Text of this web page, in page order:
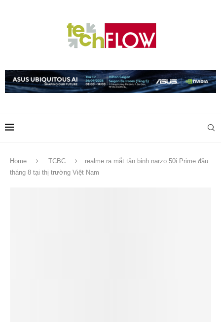
Home TCBC
realme ra mắt tân binh narzo 50i Prime đầu
tháng 8 tại thị trường Việt Nam